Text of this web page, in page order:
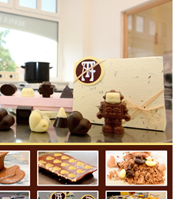
čp. 17 v
v centru
v
v